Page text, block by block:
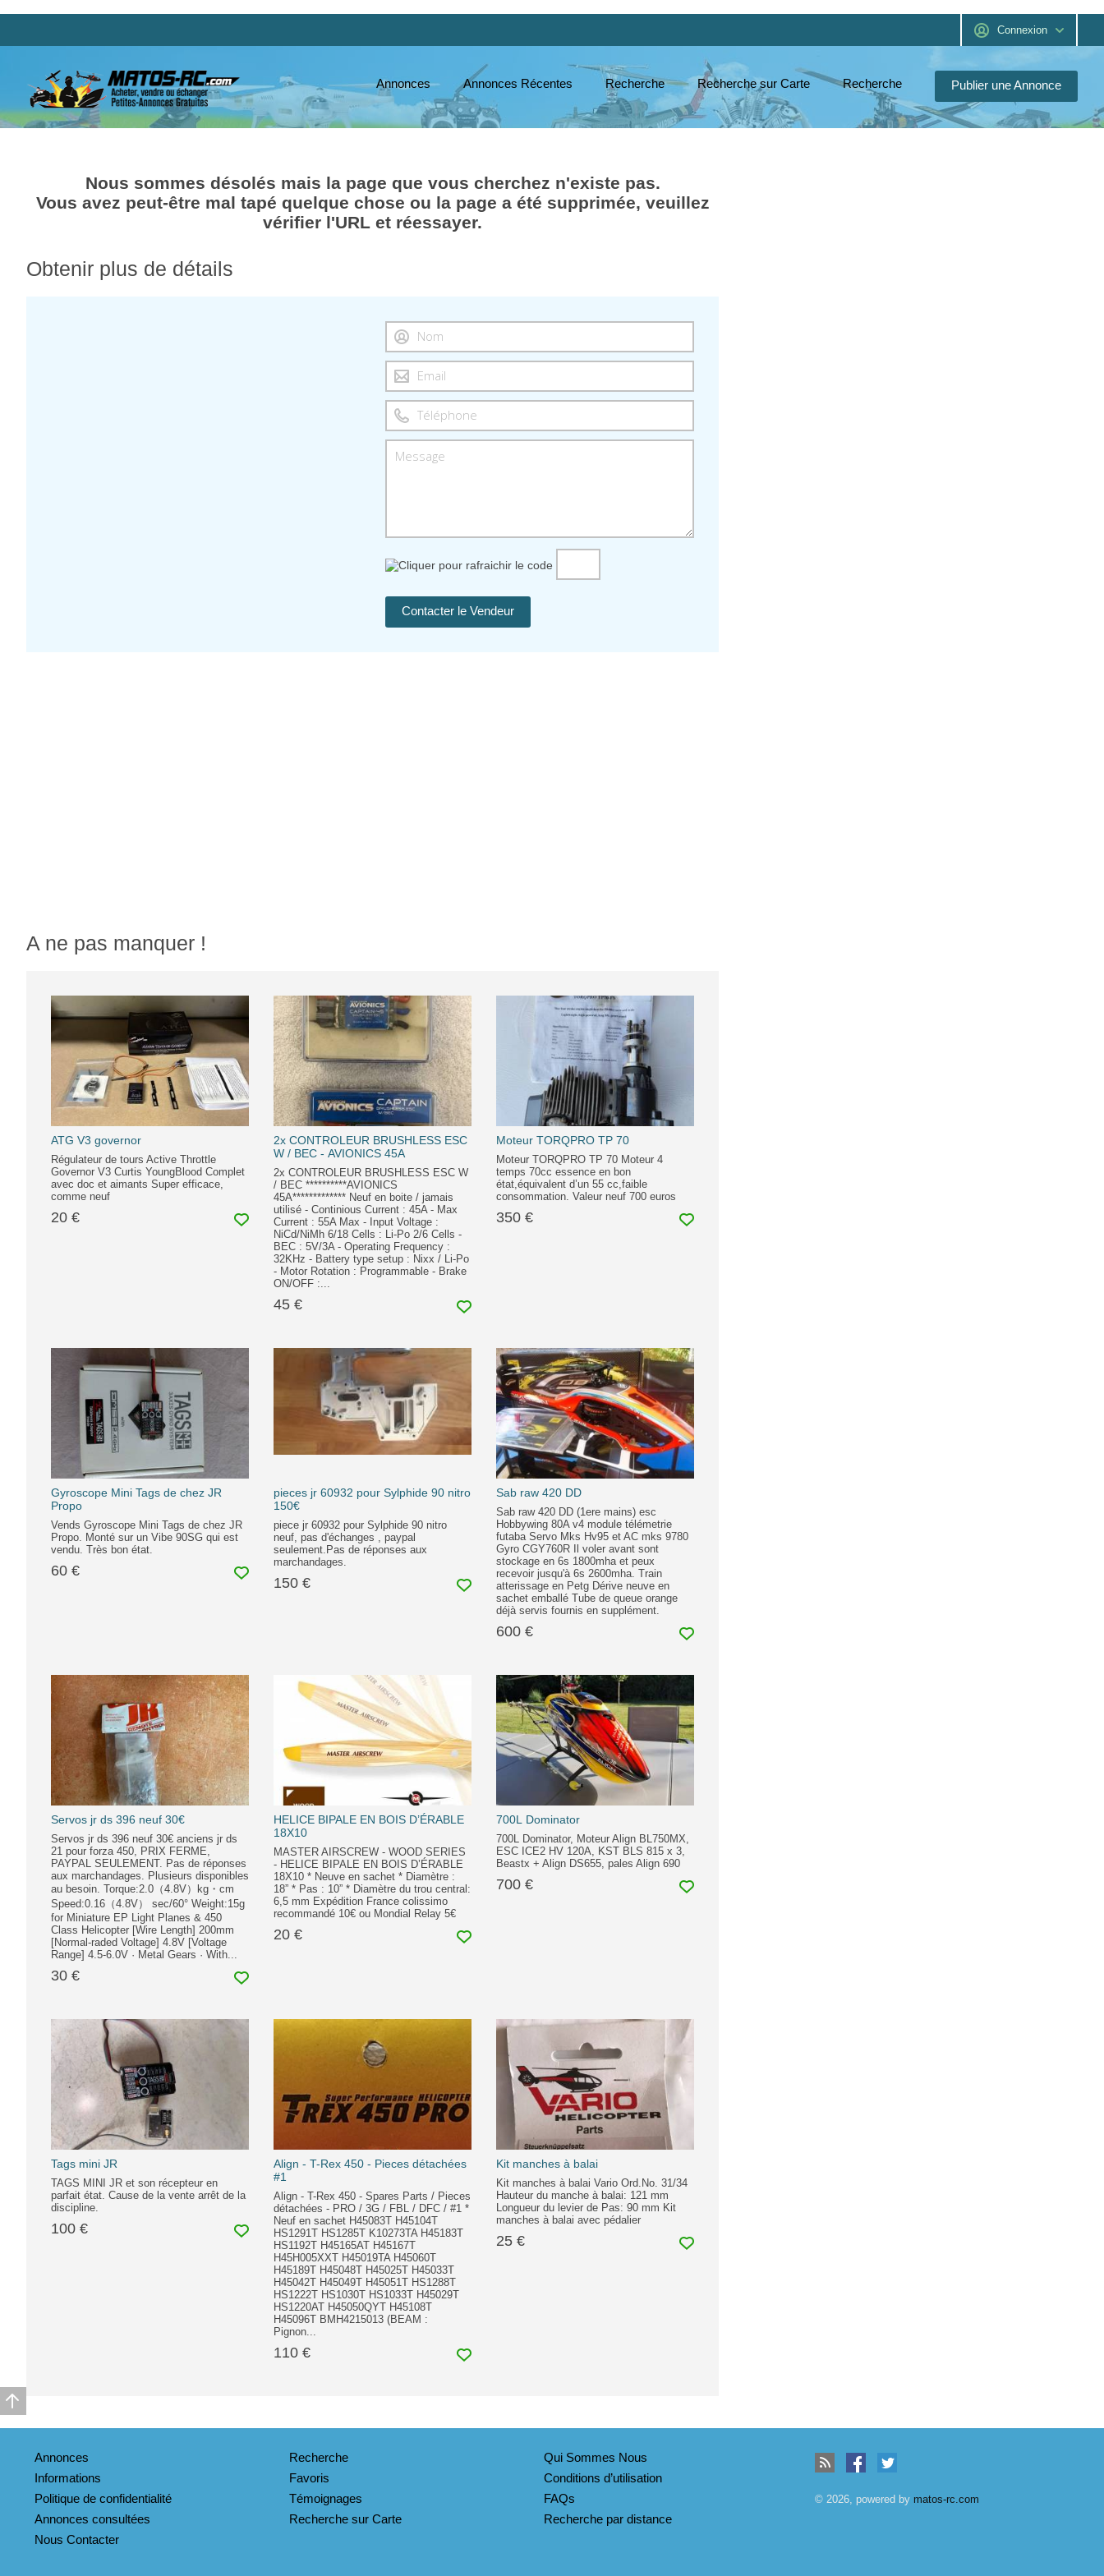
Connexion
Publier une Annonce
Annonces Annonces Récentes Recherche Recherche sur Carte Recherche
Nous sommes désolés mais la page que vous cherchez n'existe pas.
Vous avez peut-être mal tapé quelque chose ou la page a été supprimée, veuillez
vérifier l'URL et réessayer.
Obtenir plus de détails
A ne pas manquer !
ATG V3 governor
Régulateur de tours Active Throttle
Governor V3 Curtis YoungBlood Complet
avec doc et aimants Super efficace,
comme neuf
20 €
2x CONTROLEUR BRUSHLESS ESC
W / BEC - AVIONICS 45A
2x CONTROLEUR BRUSHLESS ESC W
/ BEC **********AVIONICS
45A************* Neuf en boite / jamais
utilisé - Continious Current : 45A - Max
Current : 55A Max - Input Voltage :
NiCd/NiMh 6/18 Cells : Li-Po 2/6 Cells -
BEC : 5V/3A - Operating Frequency :
32KHz - Battery type setup : Nixx / Li-Po
- Motor Rotation : Programmable - Brake
ON/OFF :...
45 €
Moteur TORQPRO TP 70
Moteur TORQPRO TP 70 Moteur 4
temps 70cc essence en bon
état,équivalent d’un 55 cc,faible
consommation. Valeur neuf 700 euros
350 €
Gyroscope Mini Tags de chez JR
Propo
Vends Gyroscope Mini Tags de chez JR
Propo. Monté sur un Vibe 90SG qui est
vendu. Très bon état.
60 €
pieces jr 60932 pour Sylphide 90 nitro
150€
piece jr 60932 pour Sylphide 90 nitro
neuf, pas d'échanges , paypal
seulement.Pas de réponses aux
marchandages.
150 €
Sab raw 420 DD
Sab raw 420 DD (1ere mains) esc
Hobbywing 80A v4 module télémetrie
futaba Servo Mks Hv95 et AC mks 9780
Gyro CGY760R Il voler avant sont
stockage en 6s 1800mha et peux
recevoir jusqu'à 6s 2600mha. Train
atterissage en Petg Dérive neuve en
sachet emballé Tube de queue orange
déjà servis fournis en supplément.
600 €
Servos jr ds 396 neuf 30€
Servos jr ds 396 neuf 30€ anciens jr ds
21 pour forza 450, PRIX FERME,
PAYPAL SEULEMENT. Pas de réponses
aux marchandages. Plusieurs disponibles
au besoin. Torque:2.0（4.8V）kg・cm
Speed:0.16（4.8V） sec/60° Weight:15g
for Miniature EP Light Planes & 450
Class Helicopter [Wire Length] 200mm
[Normal-raded Voltage] 4.8V [Voltage
Range] 4.5-6.0V · Metal Gears · With...
30 €
HELICE BIPALE EN BOIS D’ÉRABLE
18X10
MASTER AIRSCREW - WOOD SERIES
- HELICE BIPALE EN BOIS D’ÉRABLE
18X10 * Neuve en sachet * Diamètre :
18” * Pas : 10” * Diamètre du trou central:
6,5 mm Expédition France colissimo
recommandé 10€ ou Mondial Relay 5€
20 €
700L Dominator
700L Dominator, Moteur Align BL750MX,
ESC ICE2 HV 120A, KST BLS 815 x 3,
Beastx + Align DS655, pales Align 690
700 €
Tags mini JR
TAGS MINI JR et son récepteur en
parfait état. Cause de la vente arrêt de la
discipline.
100 €
Align - T-Rex 450 - Pieces détachées
#1
Align - T-Rex 450 - Spares Parts / Pieces
détachées - PRO / 3G / FBL / DFC / #1 *
Neuf en sachet H45083T H45104T
HS1291T HS1285T K10273TA H45183T
HS1192T H45165AT H45167T
H45H005XXT H45019TA H45060T
H45189T H45048T H45025T H45033T
H45042T H45049T H45051T HS1288T
HS1222T HS1030T HS1033T H45029T
HS1220AT H45050QYT H45108T
H45096T BMH4215013 (BEAM :
Pignon...
110 €
Kit manches à balai
Kit manches à balai Vario Ord.No. 31/34
Hauteur du manche à balai: 121 mm
Longueur du levier de Pas: 90 mm Kit
manches à balai avec pédalier
25 €
Annonces Recherche
Qui Sommes Nous
Informations
Favoris
Conditions d’utilisation
Politique de confidentialité
Témoignages
FAQs
Annonces consultées
Recherche sur Carte
Recherche par distance
Nous Contacter
© 2026, powered by matos-rc.com